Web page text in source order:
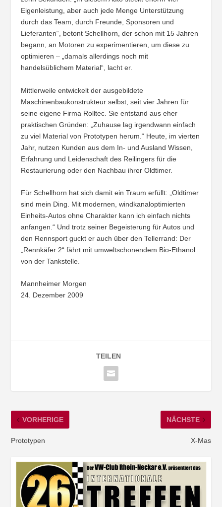
Eigenleistung, aber auch jede Menge Unterstützung
durch das Team, durch Freunde, Sponsoren und
Lieferanten“, betont Schellhorn, der schon mit 15 Jahren
begann, an Motoren zu experimentieren, um diese zu
optimieren – „damals allerdings noch mit
handelsüblichem Material“, lacht er.
Mittlerweile entwickelt der ausgebildete
Maschinenbaukonstrukteur selbst, seit vier Jahren für
seine eigene Firma Rolltec. Sie entstand aus eher
praktischen Gründen: „Zuhause lag irgendwann einfach
zu viel Material von Prototypen herum.“ Heute, im vierten
Jahr, nutzen Kunden aus dem In- und Ausland Wissen,
Erfahrung und Leidenschaft des Reilingers für die
Restaurierung oder den Nachbau ihrer Oldtimer.
Für Schellhorn hat sich damit ein Traum erfüllt: „Oldtimer
sind mein Ding. Mit modernen, windkanaloptimierten
Einheits-Autos ohne Charakter kann ich einfach nichts
anfangen.“ Und trotz seiner Begeisterung für Autos und
den Rennsport guckt er auch über den Tellerrand: Der
„Rennkäfer 2“ fährt mit umweltschonendem Bio-Ethanol
von der Tankstelle.
Mannheimer Morgen
24. Dezember 2009
TEILEN
VORHERIGE
Prototypen
NÄCHSTE
X-Mas